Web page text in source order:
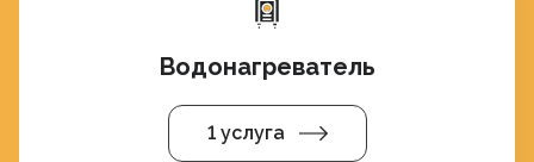
Водонагреватель
1 услуга